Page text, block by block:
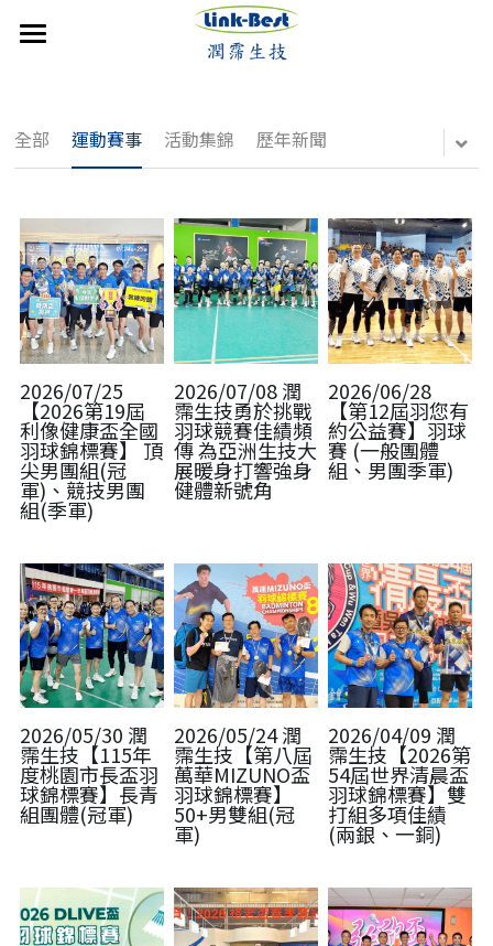
潤霈快訊
最新消息
媒體報導
影音分享
活動集錦
運動賽事
歷年新聞
公司介紹
成立沿革
發展近況
技術優勢
核心團隊
合作計畫
專業證書
銷售產品
保養系列
防蚊產品
醫美產品
牙科產品
外科產品
血球細胞分離機
聯絡潤霈
搜索
全部 運動賽事 活動集錦 歷年新聞
2026/07/25
【2026第19屆
利像健康盃全國
羽球錦標賽】 頂
尖男團組(冠
軍)、競技男團
組(季軍)
2026/07/08 潤
霈生技勇於挑戰
羽球競賽佳績頻
傳 為亞洲生技大
展暖身打響強身
健體新號角
2026/06/28
【第12屆羽您有
約公益賽】羽球
賽 (一般團體
組、男團季軍)
2026/05/30 潤
霈生技【115年
度桃園市長盃羽
球錦標賽】長青
組團體(冠軍)
2026/05/24 潤
霈生技【第八屆
萬華MIZUNO盃
羽球錦標賽】
50+男雙組(冠
軍)
2026/04/09 潤
霈生技【2026第
54屆世界清晨盃
羽球錦標賽】雙
打組多項佳績
(兩銀、一銅)
部落格分類
最新消息
活動集錦
歷年新聞
運動賽事